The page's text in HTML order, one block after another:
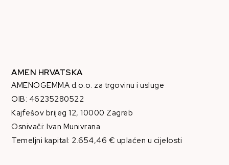
AMEN HRVATSKA
AMENOGEMMA d.o.o. za trgovinu i usluge
OIB: 46235280522
Kajfešov brijeg 12, 10000 Zagreb
Osnivači: Ivan Munivrana
Temeljni kapital: 2.654,46 € uplaćen u cijelosti